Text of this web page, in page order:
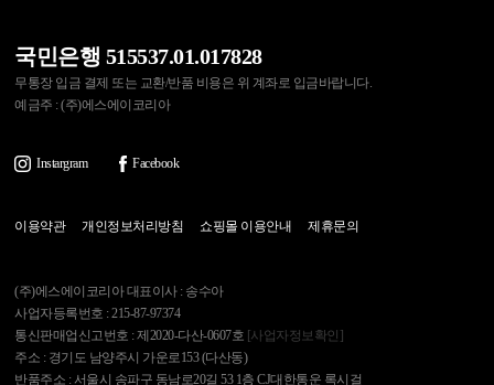
국민은행 515537.01.017828
무통장 입금 결제 또는 교환/반품 비용은 위 계좌로 입금바랍니다.
예금주 : (주)에스에이코리아
Instargram Facebook
이용약관 개인정보처리방침 쇼핑몰 이용안내 제휴문의
(주)에스에이코리아 대표이사 : 송수아
사업자등록번호 : 215-87-97374
통신판매업신고번호 : 제2020-다산-0607호 [사업자정보확인]
주소 : 경기도 남양주시 가운로153 (다산동)
반품주소 : 서울시 송파구 동남로20길 53 1층 CJ대한통운 록시걸